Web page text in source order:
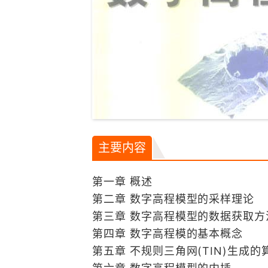
主要内容
第一章 概述
第二章 数字高程模型的采样理论
第三章 数字高程模型的数据获取方
第四章 数字高程模的基本概念
第五章 不规则三角网(TIN)生成的